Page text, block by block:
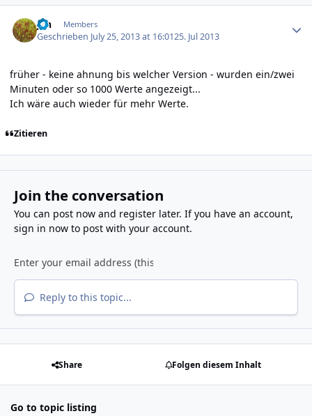
jan Members
Geschrieben July 25, 2013 at 16:0125. Jul 2013
früher - keine ahnung bis welcher Version - wurden ein/zwei
Minuten oder so 1000 Werte angezeigt...
Ich wäre auch wieder für mehr Werte.
Zitieren
Join the conversation
You can post now and register later. If you have an account,
sign in nowto post with your account.
Reply to this topic...
Share Folgen diesem Inhalt
Go to topic listing